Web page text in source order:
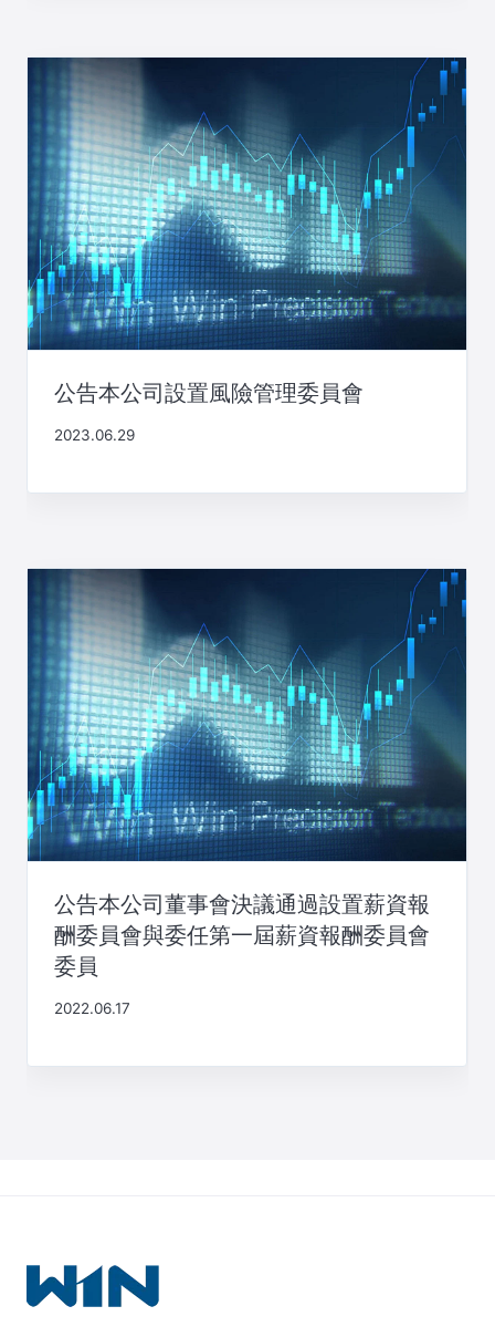
公告本公司設置風險管理委員會
2023.06.29
公告本公司董事會決議通過設置薪資報
酬委員會與委任第一屆薪資報酬委員會
委員
2022.06.17